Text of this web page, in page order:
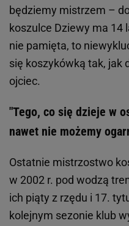
będziemy mistrzem –
koszulce Dziewy ma 14
nie pamięta, to
się koszykówką tak, jak
ojciec.
"Tego, co się dzieje w
nawet nie możemy
Ostatnie mistrzostwo
w 2002 r. pod wodzą
ich piąty z rzędu i 17.
kolejnym sezonie klub